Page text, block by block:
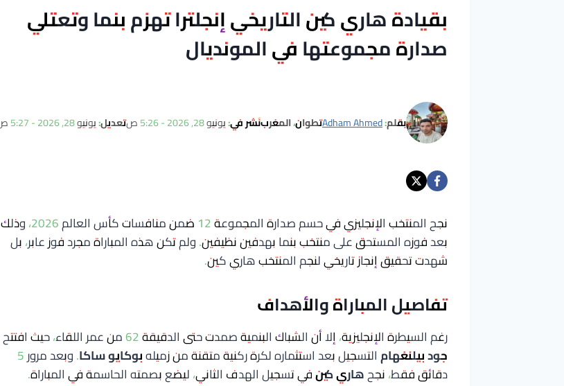
بقيادة هاري كين التاريخي إنجلترا تهزم بنما وتعتلي
صدارة مجموعتها في المونديال
بقلم:Adham Ahmedتطوان، المغربنُشر في:يونيو 28, 2026 - 5:26 ص تعديل:يونيو 28, 2026 - 5:27 ص
نجح المنتخب الإنجليزي في حسم صدارة المجموعة 12 ضمن منافسات كأس العالم 2026، وذلك
بعد فوزه المستحق على منتخب بنما بهدفين نظيفين. ولم تكن هذه المباراة مجرد فوز عابر، بل
شهدت تحقيق إنجاز تاريخي لنجم المنتخب هاري كين.
تفاصيل المباراة والأهداف
رغم السيطرة الإنجليزية، إلا أن الشباك البنمية صمدت حتى الدقيقة 62 من عمر اللقاء، حيث افتتح
جود بيلنغهامالتسجيل بعد استثماره لكرة ركنية متقنة من زميلهبوكايو ساكا
. وبعد مرور 5
دقائق فقط، نجحهاري كينفي تسجيل الهدف الثاني، ليضع بصمته الحاسمة في المباراة.